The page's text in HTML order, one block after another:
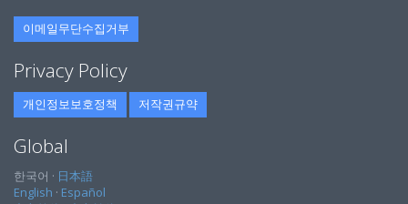
이메일무단수집거부
Privacy Policy
개인정보보호정책 저작권규약
Global
한국어 · 日本語
English · Español